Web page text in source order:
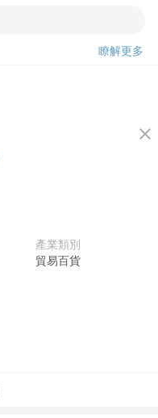
瞭解更多
close
產業類別
貿易百貨